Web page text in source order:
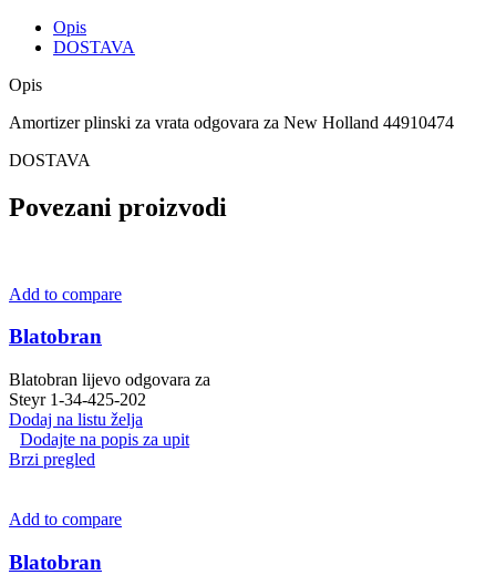
Opis
DOSTAVA
Opis
Amortizer plinski za vrata odgovara za New Holland 44910474
DOSTAVA
Povezani proizvodi
Add to compare
Blatobran
Blatobran lijevo odgovara za
Steyr 1-34-425-202
Dodaj na listu želja
Dodajte na popis za upit
Brzi pregled
Add to compare
Blatobran